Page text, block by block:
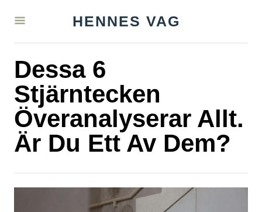
HENNES VAG
Dessa 6
Stjärntecken
Överanalyserar Allt.
Är Du Ett Av Dem?